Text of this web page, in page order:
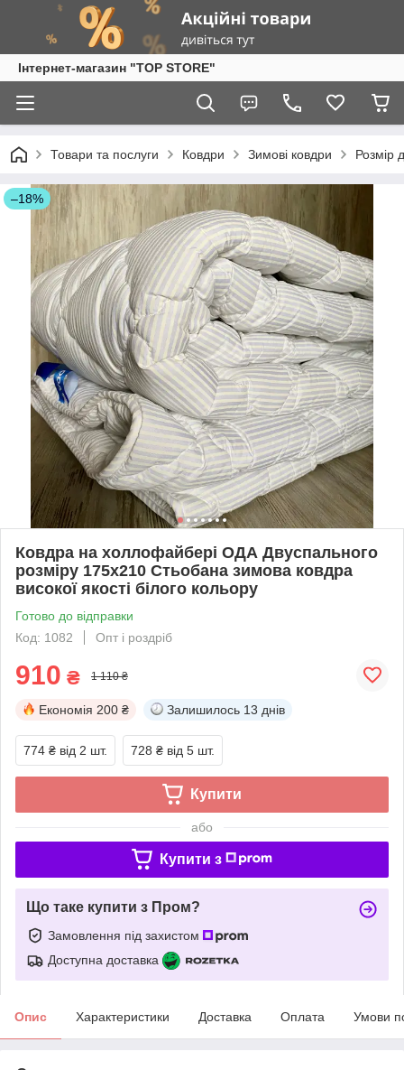
Інтернет-магазин "TOP STORE"
Товари та послуги Ковдри Зимові ковдри Розмір
–18%
Ковдра на холлофайбері ОДА Двуспального
розміру 175х210 Стьобана зимова ковдра
високої якості білого кольору
Готово до відправки
Код: 1082
Опт і роздріб
910 ₴ 1 110 ₴
Економія 200 ₴ Залишилось 13 днів
774 ₴ від 2 шт. 728 ₴ від 5 шт.
Купити
або
Купити з
Що таке купити з Пром?
Замовлення під захистом
Доступна доставка
Опис Характеристики Доставка Оплата Умови